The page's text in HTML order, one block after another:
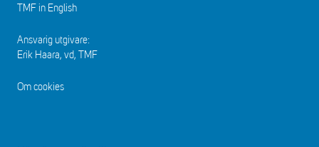
TMF in English
Ansvarig utgivare:
Erik Haara, vd, TMF
Om cookies